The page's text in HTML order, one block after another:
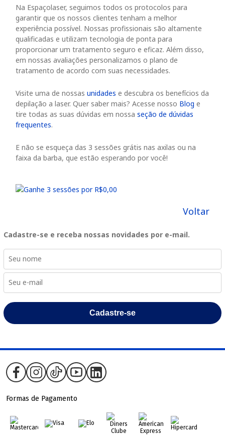
Na Espaçolaser, seguimos todos os protocolos para
garantir que os nossos clientes tenham a melhor
experiência possível. Nossas profissionais são altamente
qualificadas e utilizam tecnologia de ponta para
proporcionar um tratamento seguro e eficaz. Além disso,
em nossas avaliações personalizamos o plano de
tratamento de acordo com suas necessidades.
Visite uma de nossas unidades e descubra os benefícios da
depilação a laser. Quer saber mais? Acesse nosso Blog e
tire todas as suas dúvidas em nossa seção de dúvidas
frequentes.
E não se esqueça das 3 sessões grátis nas axilas ou na
faixa da barba, que estão esperando por você!
Voltar
Cadastre-se e receba nossas novidades por e-mail.
Cadastre-se
Formas de Pagamento